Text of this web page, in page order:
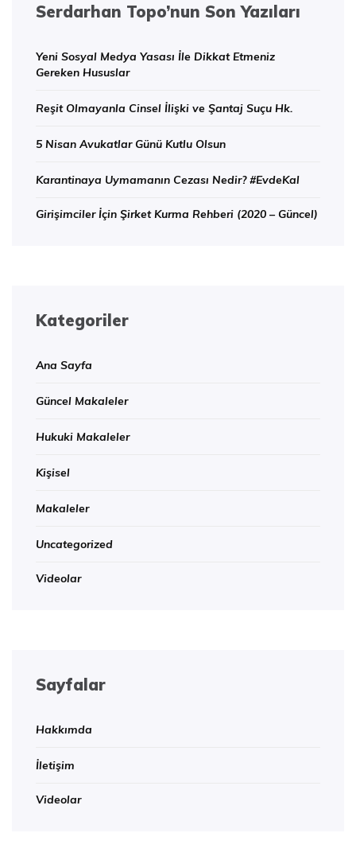
Serdarhan Topo’nun Son Yazıları
Yeni Sosyal Medya Yasası İle Dikkat Etmeniz
Gereken Hususlar
Reşit Olmayanla Cinsel İlişki ve Şantaj Suçu Hk.
5 Nisan Avukatlar Günü Kutlu Olsun
Karantinaya Uymamanın Cezası Nedir? #EvdeKal
Girişimciler İçin Şirket Kurma Rehberi (2020 – Güncel)
Kategoriler
Ana Sayfa
Güncel Makaleler
Hukuki Makaleler
Kişisel
Makaleler
Uncategorized
Videolar
Sayfalar
Hakkımda
İletişim
Videolar